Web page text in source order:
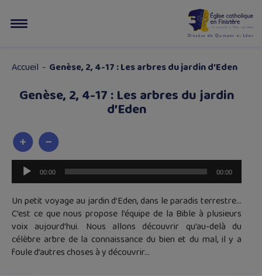
Accueil - Genèse, 2, 4-17 : Les arbres du jardin d’Eden
Genèse, 2, 4-17 : Les arbres du jardin
d’Eden
Lecteur
audio
00:00 00:00
Un petit voyage au jardin d’Eden, dans le paradis terrestre…
C’est ce que nous propose l’équipe de la Bible à plusieurs
voix aujourd’hui. Nous allons découvrir qu’au-delà du
célèbre arbre de la connaissance du bien et du mal, il y a
foule d’autres choses à y découvrir…